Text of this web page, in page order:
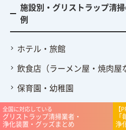
全国に対応している
グリストラップ清掃業者・
浄化装置・グッズまとめ
【
浄
施設別・グリストラップ清
例
ホテル・旅館
飲食店（ラーメン屋・焼肉屋
保育園・幼稚園
コンビニ・スーパー
病院・介護施設